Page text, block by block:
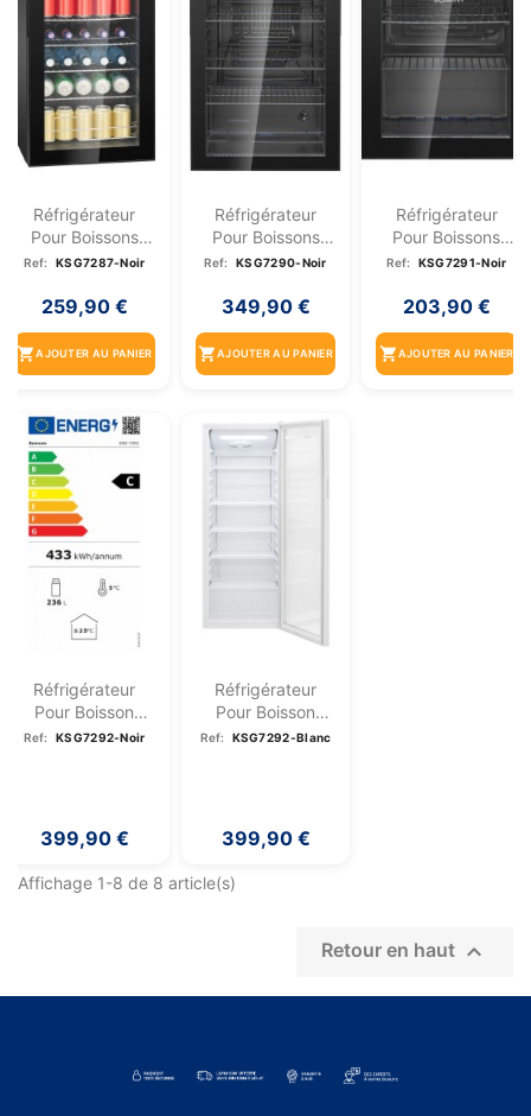
Réfrigérateur
Pour Boissons
63L Noir
Ref: KSG7287-Noir
259,90 €
shopping_cartAJOUTER AU PANIER
Réfrigérateur
Pour Boissons
115L Noir
Ref: KSG7290-Noir
349,90 €
shopping_cartAJOUTER AU PANIER
Réfrigérateur
Pour Boissons
46L Noir
Ref: KSG7291-Noir
203,90 €
shopping_cartAJOUTER AU PANIER
Réfrigérateur
Pour Boisson
235L Classe C
Ref: KSG7292-Noir
399,90 €
Réfrigérateur
Pour Boisson
235L Classe C
Ref: KSG7292-Blanc
399,90 €
Affichage 1-8 de 8 article(s)
Retour en haut 